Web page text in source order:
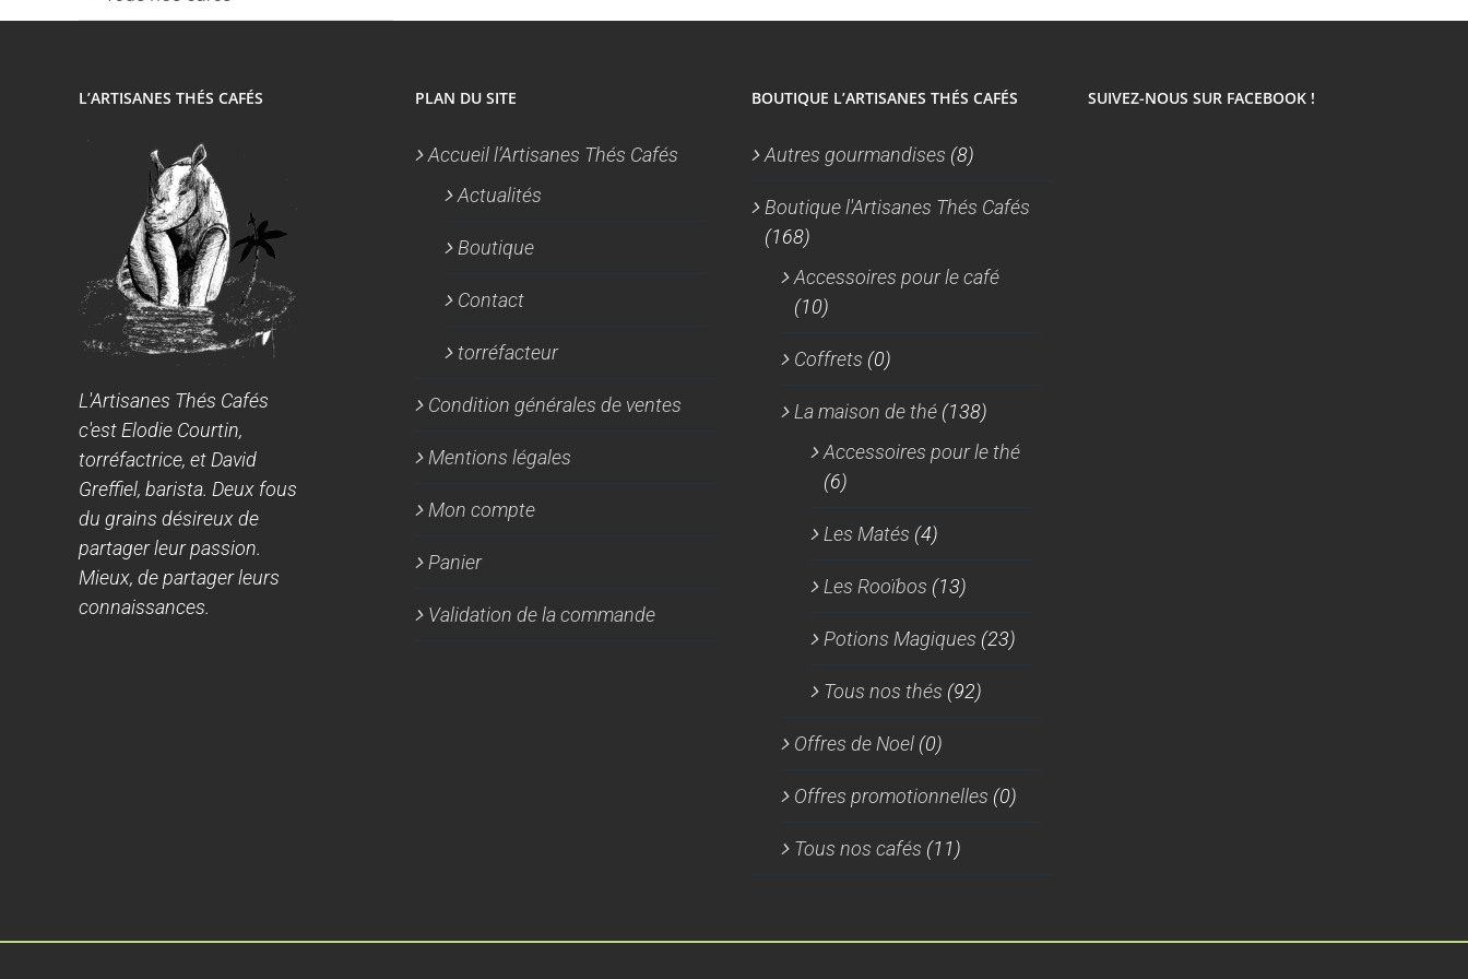
produit
L’ARTISANES THÉS CAFÉS
L'Artisanes Thés Cafés
c'est Elodie Courtin,
torréfactrice, et David
Greffiel, barista. Deux fous
du grains désireux de
partager leur passion.
Mieux, de partager leurs
connaissances.
PLAN DU SITE
Accueil l’Artisanes Thés Cafés
Actualités
Boutique
Contact
torréfacteur
Condition générales de ventes
Mentions légales
Mon compte
Panier
Validation de la commande
BOUTIQUE L’ARTISANES THÉS CAFÉS
Autres gourmandises (8)
Boutique l'Artisanes Thés Cafés
(168)
Accessoires pour le café
(10)
Coffrets (0)
La maison de thé (138)
Accessoires pour le thé
(6)
Les Matés (4)
Les Rooïbos (13)
Potions Magiques (23)
Tous nos thés (92)
Offres de Noel (0)
Offres promotionnelles (0)
Tous nos cafés (11)
SUIVEZ-NOUS SUR FACEBOOK !